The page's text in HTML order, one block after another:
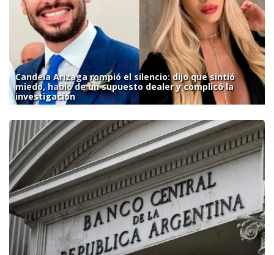
Candela Arizaga rompió el silencio: dijo que sintió
miedo, habló de un supuesto dealer y complicó la
investigación